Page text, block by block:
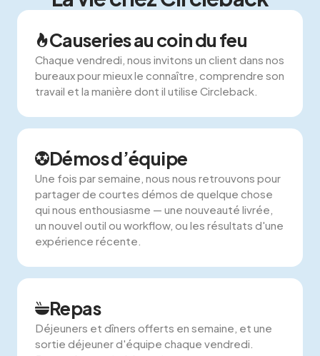
Causeries au coin du feu
Chaque vendredi, nous invitons un client dans nos
bureaux pour mieux le connaître, comprendre son
travail et la manière dont il utilise Circleback.
Démos d’équipe
Une fois par semaine, nous nous retrouvons pour
partager de courtes démos de quelque chose
qui nous enthousiasme — une nouveauté livrée,
un nouvel outil ou workflow, ou les résultats d'une
expérience récente.
Repas
Déjeuners et dîners offerts en semaine, et une
sortie déjeuner d'équipe chaque vendredi.